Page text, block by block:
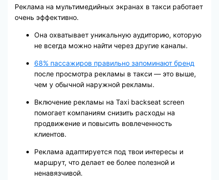
Реклама на мультимедийных экранах в такси работает
очень эффективно.
Она охватывает уникальную аудиторию, которую
не всегда можно найти через другие каналы.
68% пассажиров правильно запоминают бренд
после просмотра рекламы в такси — это выше,
чем у обычной наружной рекламы.
Включение рекламы на Taxi backseat screen
помогает компаниям снизить расходы на
продвижение и повысить вовлеченность
клиентов.
Реклама адаптируется под твои интересы и
маршрут, что делает ее более полезной и
ненавязчивой.